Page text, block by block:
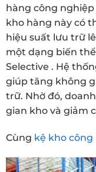
hàng công
kho hàng này có
hiệu suất lưu trữ
một dạng biến
Selective . Hệ
giúp tăng không
trữ. Nhờ đó,
gian kho và giảm
Cùng kệ kho